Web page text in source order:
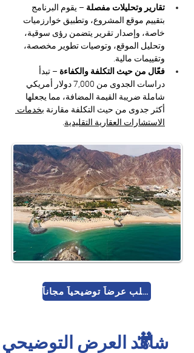
تقارير وتحليلات مفصلة – يقوم البرنامج
بتقييم موقع المشروع، وتطبيق خوارزميات
خاصة، وإصدار تقرير يتضمن رؤى سوقية،
وتحليل الموقع، وتوصيات تطوير مخصصة،
وتقييمات مالية.
فعّال من حيث التكلفة والكفاءة – تبدأ
دراسات الجدوى من 7,000 دولار أمريكي
شاملة ضريبة القيمة المضافة، مما يجعلها
أكثر جدوى من حيث التكلفة مقارنة بخدمات
الاستشارات العقارية التقليدية
اطلب عرضاً توضيحياً مجاناً
شاهد العرض التوضيحي
🎥